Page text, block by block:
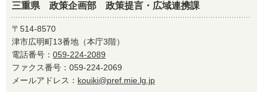
三重県 政策企画部 政策提言・広域連携課
〒514-8570
津市広明町13番地（本庁3階）
電話番号： 059-224-2089
ファクス番号：059-224-2069
メールアドレス： kouiki@pref.mie.lg.jp